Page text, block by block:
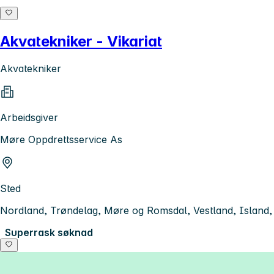
Akvatekniker - Vikariat
Akvatekniker
Arbeidsgiver
Møre Oppdrettsservice As
Sted
Nordland, Trøndelag, Møre og Romsdal, Vestland,
Superrask søknad